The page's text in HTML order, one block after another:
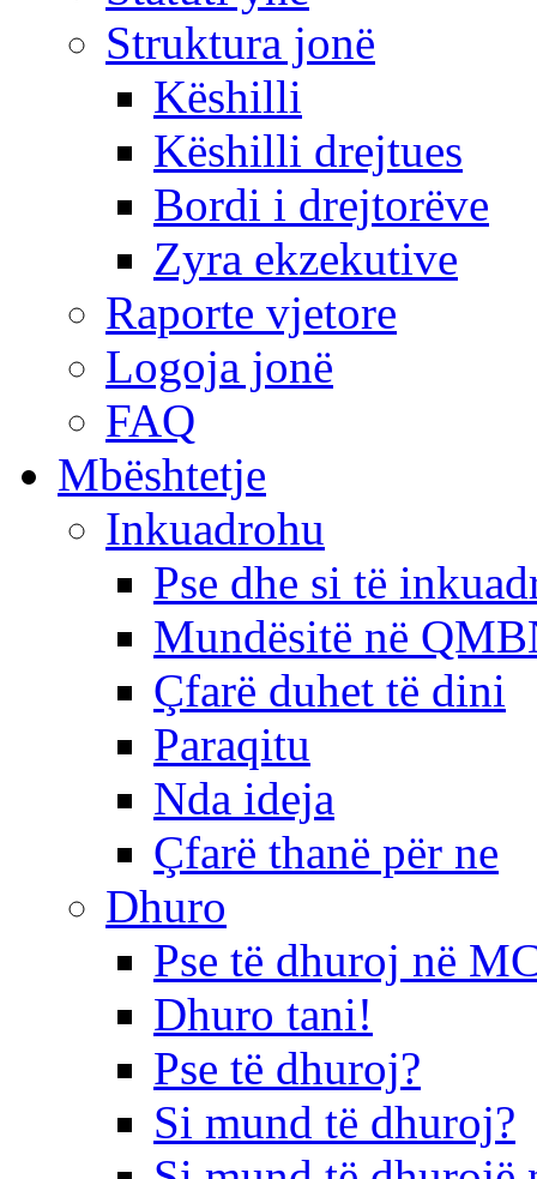
Struktura jonë
Këshilli
Këshilli drejtues
Bordi i drejtorëve
Zyra ekzekutive
Raporte vjetore
Logoja jonë
FAQ
Mbështetje
Inkuadrohu
Pse dhe si të
Mundësitë në
Çfarë duhet të dini
Paraqitu
Nda ideja
Çfarë thanë për ne
Dhuro
Pse të dhuroj në
Dhuro tani!
Pse të dhuroj?
Si mund të dhuroj?